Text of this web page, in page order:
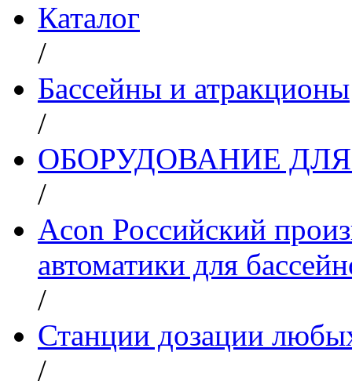
Каталог
/
Бассейны и атракционы
/
ОБОРУДОВАНИЕ
/
Acon Российский
автоматики для
/
Станции дозации
/